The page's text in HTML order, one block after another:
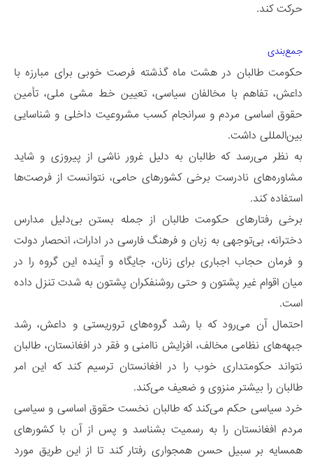
حرکت کند.
جمع‌بندی
حکومت طالبان در هشت ماه گذشته فرصت خوبی برای مبارزه با
داعش، تفاهم با مخالفان سیاسی، تعیین خط مشی ملی، تأمین
حقوق اساسی مردم و سرانجام کسب مشروعیت داخلی و شناسایی
بین‌المللی داشت.
به نظر می‌رسد که طالبان به دلیل غرور ناشی از پیروزی و شاید
مشاوره‌های نادرست برخی کشورهای حامی‌، نتوانست از فرصت‌ها
استفاده کند.
برخی رفتارهای حکومت طالبان از جمله بستن بی‌دلیل مدارس
دخترانه، بی‌توجهی به زبان و فرهنگ فارسی در ادارات، انحصار دولت
و فرمان حجاب اجباری برای زنان، جایگاه و آینده این گروه را در
میان اقوام غیر پشتون و حتی روشنفکران پشتون به شدت تنزل داده
است.
احتمال آن می‌رود که با رشد گروه‌های تروریستی و داعش، رشد
جبهه‌های نظامی مخالف، افزایش ناامنی و فقر در افغانستان، طالبان
نتواند حکومتداری خوب را در افغانستان ترسیم کند که این امر
طالبان را بیشتر منزوی و ضعیف می‌کند.
خرد سیاسی حکم می‌کند که طالبان نخست حقوق اساسی و سیاسی
مردم افغانستان را به رسمیت بشناسد و پس از آن با کشورهای
همسایه بر سبیل حسن همجواری رفتار کند تا از این طریق مورد